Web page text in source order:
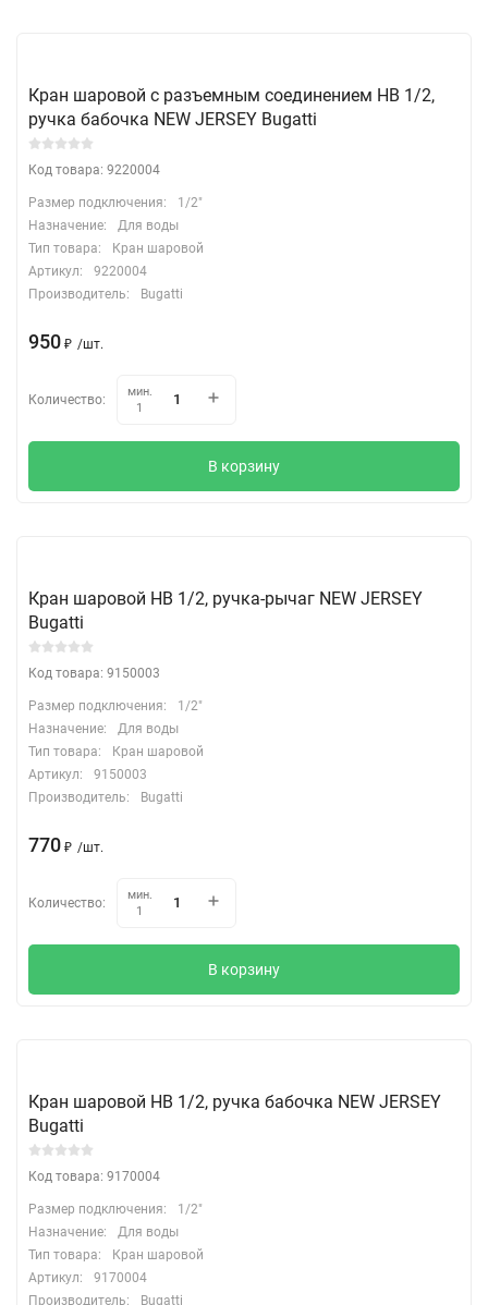
Кран шаровой с разъемным соединением НВ 1/2,
ручка бабочка NEW JERSEY Bugatti
Код товара: 9220004
Размер подключения:
1/2"
Назначение:
Для воды
Тип товара:
Кран шаровой
Артикул:
9220004
Производитель:
Bugatti
950 ₽ /шт.
Количество:
мин.
1
В корзину
Кран шаровой НВ 1/2, ручка-рычаг NEW JERSEY
Bugatti
Код товара: 9150003
Размер подключения:
1/2"
Назначение:
Для воды
Тип товара:
Кран шаровой
Артикул:
9150003
Производитель:
Bugatti
770 ₽ /шт.
Количество:
мин.
1
В корзину
Кран шаровой НВ 1/2, ручка бабочка NEW JERSEY
Bugatti
Код товара: 9170004
Размер подключения:
1/2"
Назначение:
Для воды
Тип товара:
Кран шаровой
Артикул:
9170004
Производитель:
Bugatti